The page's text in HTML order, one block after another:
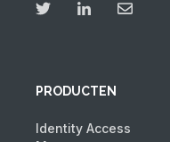
PRODUCTEN
Identity Access